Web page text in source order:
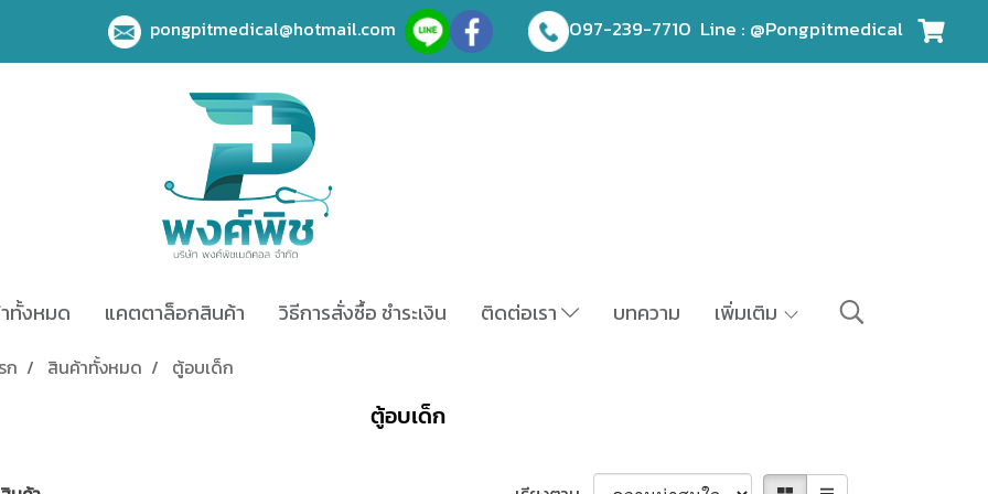
pongpitmedical@hotmail.com 097-239-7710 Line : @Pongpitmedical
ทั้งหมด แคตตาล็อกสินค้า วิธีการสั่งซื้อ ชำระเงิน ติดต่อเรา บทความ เพิ่มเติม
ก สินค้าทั้งหมด ตู้อบเด็ก
ตู้อบเด็ก